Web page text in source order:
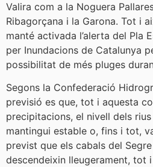
Valira com a la Noguera
Ribagorçana i la Garona. Tot i
manté activada l’alerta del Pla
per Inundacions de Catalunya
possibilitat de més pluges
Segons la Confederació
previsió es que, tot i aquesta
precipitacions, el nivell dels
mantingui estable o, fins i tot,
previst que els cabals del
descendeixin lleugerament, tot